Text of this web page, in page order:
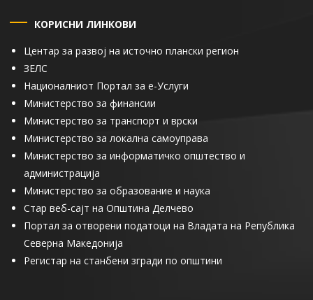
КОРИСНИ ЛИНКОВИ
Центар за развој на источно плански регион
ЗЕЛС
Националниот Портал за е-Услуги
Министерство за финансии
Министерство за транспорт и врски
Министерство за локална самоуправа
Министерство за информатичко општество и
администрација
Министерство за образование и наука
Стар веб-сајт на Општина Делчево
Портал за отворени податоци на Владата на Република
Северна Македонија
Регистар на станбени згради по општини